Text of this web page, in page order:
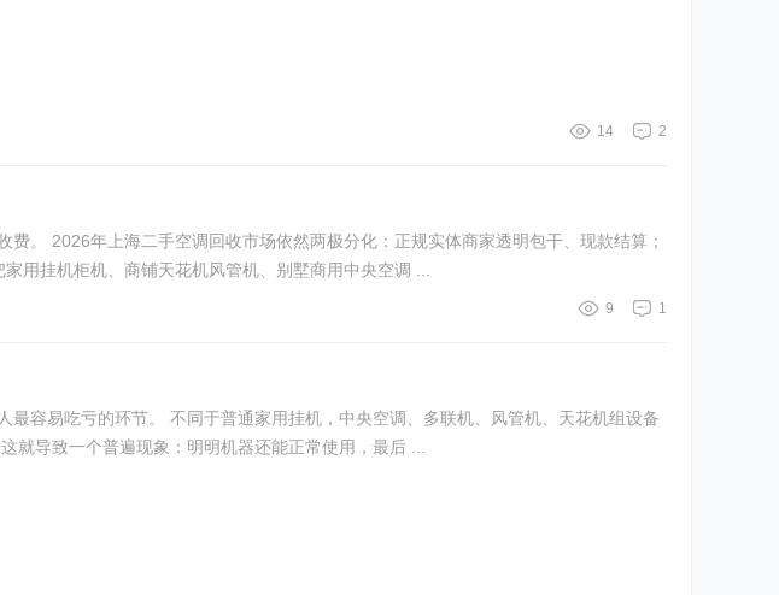
2
14
。 2026年上海二手空调回收市场依然两极分化：正规实体商家透明包干、现款结算；
用挂机柜机、商铺天花机风管机、别墅商用中央空调 ...
1
9
容易吃亏的环节。 不同于普通家用挂机，中央空调、多联机、风管机、天花机组设备
导致一个普遍现象：明明机器还能正常使用，最后 ...